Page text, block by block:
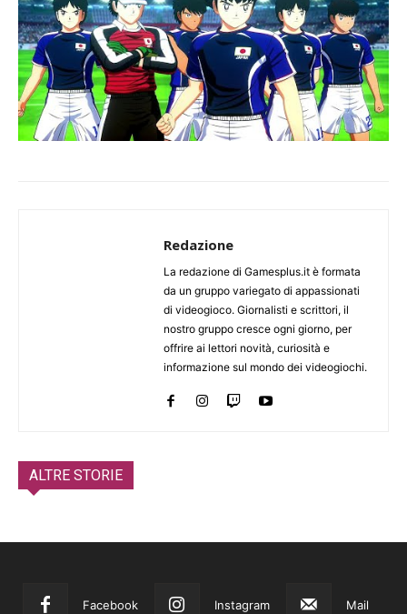
Redazione
La redazione di Gamesplus.it è formata
da un gruppo variegato di appassionati
di videogioco. Giornalisti e scrittori, il
nostro gruppo cresce ogni giorno, per
offrire ai lettori novità, curiosità e
informazione sul mondo dei videogiochi.
ALTRE STORIE
Facebook Instagram Mail